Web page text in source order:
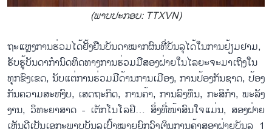
(ພາບ​ປະ​ກອບ: TTXVN)
ຖະ​ແຫຼງ​ການ​ຮ່ວມ​ໄດ້​ຢັ້​ງ​ຢືນ​ບັນ​ດາ​ໝາກ​ຜົນ​ທີ່​ບັນ​ລຸ​ໄດ້​ໃນ​ການ​ຢ້ຽມ​ຢາມ,
ຮັບ​ຮູ້​ບັນ​ດາ​ກຳ​ນົດ​ທິດ​ທາງ​ການ​ຮ່ວມ​ມື​ສອງ​ຝ່າຍ​ໃນ​ໄລ​ຍະ​ຈະ​ມາ​ເຖິງ​ໃນ​
ທຸກ​ຂົງ​ເຂດ, ນັບ​ແຕ່​ການ​ຮ່ວມ​ມື​ດ້ານ​ການ​ເມືອງ, ການ​ປ້ອງ​ກັນ​ຊາດ, ປ້ອງ​
ກັນ​ຄວາມ​ສະ​ຫງົບ, ເສດ​ຖະ​ກິດ, ການ​ຄ້າ, ການ​ລົງ​ທຶນ, ກະ​ສິ​ກຳ, ພະ​ລັງ​
ງານ, ວິ​ທະ​ຍາ​ສາດ - ເຕັກ​ໂນ​ໂລ​ຢີ… ສິ່ງ​ທີ່​ໜ້າ​ສົນ​ໃຈ​ແມ່ນ, ສອງ​ຝ່າຍ​